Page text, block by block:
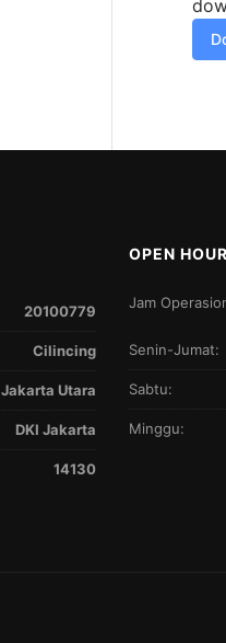
20100779
Cilincing
Jakarta Utara
DKI Jakarta
14130
OPEN
Jam
Senin-Jumat:
Sabtu:
Minggu: